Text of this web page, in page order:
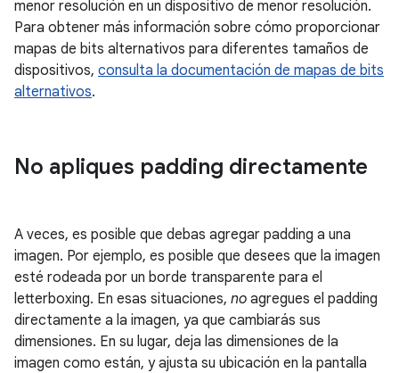
menor resolución en un dispositivo de menor resolución.
Para obtener más información sobre cómo proporcionar
mapas de bits alternativos para diferentes tamaños de
dispositivos, consulta la documentación de mapas de bits
alternativos.
No apliques padding directamente
A veces, es posible que debas agregar padding a una
imagen. Por ejemplo, es posible que desees que la imagen
esté rodeada por un borde transparente para el
letterboxing. En esas situaciones, no agregues el padding
directamente a la imagen, ya que cambiarás sus
dimensiones. En su lugar, deja las dimensiones de la
imagen como están, y ajusta su ubicación en la pantalla